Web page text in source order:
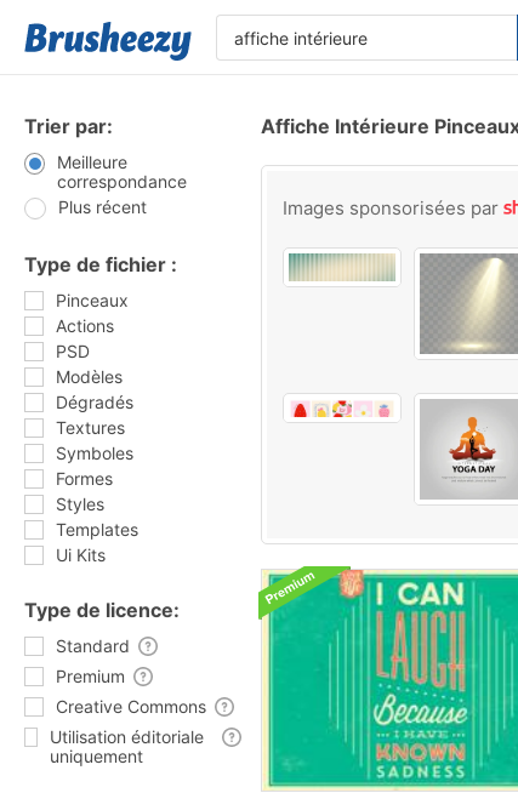
Trier par:
Meilleure
correspondance
Plus récent
Type de fichier :
Pinceaux
Actions
PSD
Modèles
Dégradés
Textures
Symboles
Formes
Styles
Templates
Ui Kits
Type de licence:
Standard
Premium
Creative Commons
Utilisation éditoriale
uniquement
Affiche Intérieure
Images sponsorisées par